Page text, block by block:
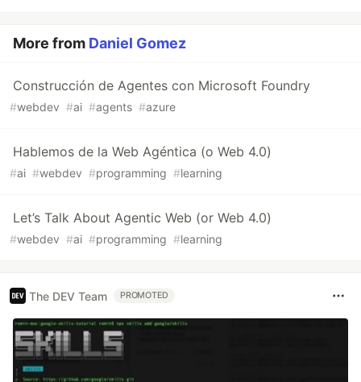
More from Daniel Gomez
Construcción de Agentes con Microsoft Foundry
#webdev #ai #agents #azure
Hablemos de la Web Agéntica (o Web 4.0)
#ai #webdev #programming #learning
Let’s Talk About Agentic Web (or Web 4.0)
#webdev #ai #programming #learning
The DEV Team PROMOTED